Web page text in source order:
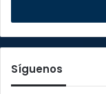
Síguenos